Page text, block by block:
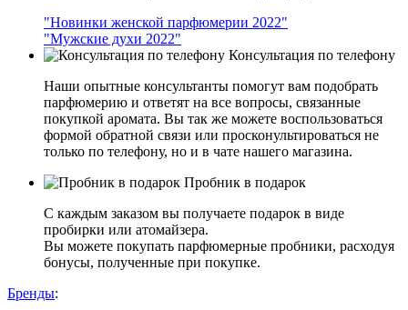
"Новинки женской парфюмерии 2022"
"Мужские духи 2022"
Консультация по телефону
Наши опытные консультанты помогут вам подобрать
парфюмерию и ответят на все вопросы, связанные
покупкой аромата. Вы так же можете воспользоваться
формой обратной связи или просконультироваться не
только по телефону, но и в чате нашего магазина.
Пробник в подарок
С каждым заказом вы получаете подарок в виде
пробирки или атомайзера.
Вы можете покупать парфюмерные пробники, расходуя
бонусы, полученные при покупке.
Бренды: